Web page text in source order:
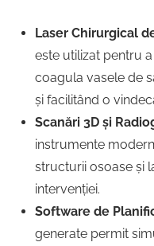
Laser Chirurgical
este utilizat pentru
coagula vasele de
și facilitând o
Scanări 3D și
instrumente
structurii osoase și
intervenției.
Software de
generate permit